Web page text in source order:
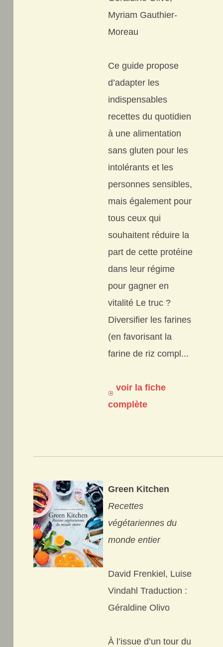
Myriam Gauthier-
Moreau
Ce guide propose
d’adapter les
indispensables
recettes du quotidien
à une alimentation
sans gluten pour les
intolérants et les
personnes sensibles,
mais également pour
tous ceux qui
souhaitent réduire la
part de cette protéine
dans leur régime
pour gagner en
vitalité Le truc ?
Diversifier les farines
(en favorisant la
farine de riz compl...
voir la fiche
complète
Green Kitchen
Recettes
végétariennes du
monde entier
David Frenkiel, Luise
Vindahl Traduction :
Géraldine Olivo
À l’issue d’un tour du